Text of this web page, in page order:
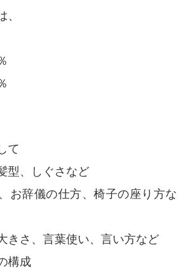
、
て
型、しぐさなど
お辞儀の仕方、椅子の座り方な
きさ、言葉使い、言い方など
構成